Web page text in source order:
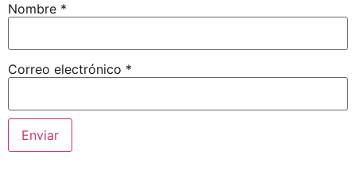
Nombre *
Correo electrónico *